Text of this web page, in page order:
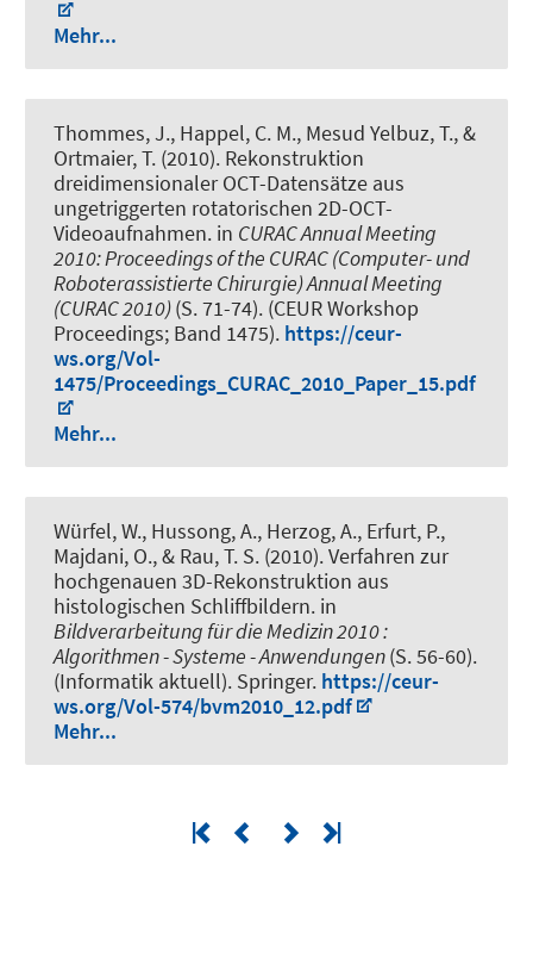
Mehr...
Thommes, J., Happel, C. M., Mesud Yelbuz, T., &
Ortmaier, T. (2010). Rekonstruktion
dreidimensionaler OCT-Datensätze aus
ungetriggerten rotatorischen 2D-OCT-
Videoaufnahmen. in CURAC Annual Meeting
2010: Proceedings of the CURAC (Computer- und
Roboterassistierte Chirurgie) Annual Meeting
(CURAC 2010)(S. 71-74). (CEUR Workshop
Proceedings; Band 1475). https://ceur-
ws.org/Vol-
1475/Proceedings_CURAC_2010_Paper_15.pdf
Mehr...
Würfel, W., Hussong, A., Herzog, A., Erfurt, P.,
Majdani, O., & Rau, T. S. (2010).Verfahren zur
hochgenauen 3D-Rekonstruktion aus
histologischen Schliffbildern. in
Bildverarbeitung für die Medizin 2010 :
Algorithmen - Systeme - Anwendungen(S. 56-60).
(Informatik aktuell). Springer. https://ceur-
ws.org/Vol-574/bvm2010_12.pdf
Mehr...